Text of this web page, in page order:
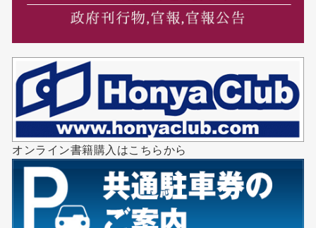
オンライン書籍購入はこちらから